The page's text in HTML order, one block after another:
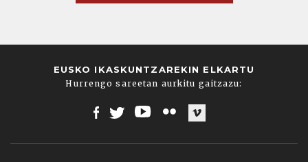
EUSKO IKASKUNTZAREKIN ELKARTU
Hurrengo sareetan aurkitu gaitzazu: